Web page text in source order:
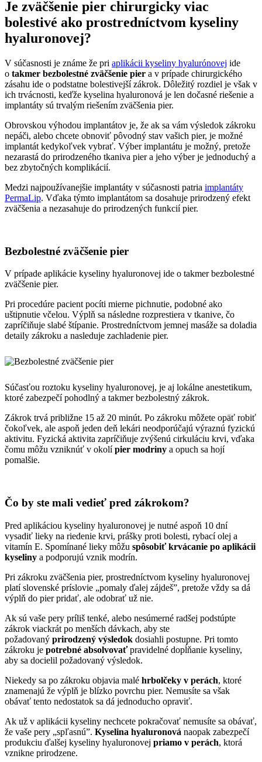
Je zväčšenie pier chirurgicky viac
bolestivé ako prostredníctvom kyseliny
hyaluronovej?
V súčasnosti je známe že pri aplikácii kyseliny hyalurónovej ide
o takmer bezbolestné zväčšenie pier a v prípade chirurgického
zásahu ide o podstatne bolestivejší zákrok. Dôležitý rozdiel je však v
ich trvácnosti, keďže kyselina hyaluronová je len dočasné riešenie a
implantáty sú trvalým riešením zväčšenia pier.
Obrovskou výhodou implantátov je, že ak sa vám výsledok zákroku
nepáči, alebo chcete obnoviť pôvodný stav vašich pier, je možné
implantát kedykoľvek vybrať. Výber implantátu je možný, pretože
nezarastá do prirodzeného tkaniva pier a jeho výber je jednoduchý a
bez zbytočných komplikácií.
Medzi najpoužívanejšie implantáty v súčasnosti patria implantáty
PermaLip. Vďaka týmto implantátom sa dosahuje prirodzený efekt
zväčšenia a nezasahuje do prirodzených funkcií pier.
Bezbolestné zväčšenie pier
V prípade aplikácie kyseliny hyaluronovej ide o takmer bezbolestné
zväčšenie pier.
Pri procedúre pacient pocíti mierne pichnutie, podobné ako
uštipnutie včelou. Výplň sa následne rozprestiera v tkanive, čo
zapríčiňuje slabé štípanie. Prostredníctvom jemnej masáže sa doladia
detaily zákroku a nasleduje zachladenie pier.
Súčasťou roztoku kyseliny hyaluronovej, je aj lokálne anestetikum,
ktoré zabezpečí pohodlný a takmer bezbolestný zákrok.
Zákrok trvá približne 15 až 20 minút. Po zákroku môžete opäť robiť
čokoľvek, ale aspoň jeden deň lekári neodporúčajú výraznú fyzickú
aktivitu. Fyzická aktivita zapríčiňuje zvýšenú cirkuláciu krvi, vďaka
čomu môžu vzniknúť v okolípier modriny a opuch sa hojí
pomalšie.
Čo by ste mali vedieť pred zákrokom?
Pred aplikáciou kyseliny hyaluronovej je nutné aspoň 10 dní
vysadiť lieky na riedenie krvi, prášky proti bolesti, rybací olej a
vitamín E. Spomínané lieky môžu spôsobiť krvácanie po aplikácii
kyseliny a podporujú vznik modrín.
Pri zákroku zväčšenia pier, prostredníctvom kyseliny hyaluronovej
platí slovenské príslovie „pomaly ďalej zájdeš”, pretože vždy sa dá
výplň do pier pridať, ale odobrať už nie.
Ak sú vaše pery príliš tenké, alebo nesúmerné radšej podstúpte
zákrok viackrát po menších dávkach, aby ste
požadovaný prirodzený výsledok dosiahli postupne. Pri tomto
zákroku je potrebné absolvovaťpravidelné dopĺňanie kyseliny,
aby sa docielil požadovaný výsledok.
Niekedy sa po zákroku objavia malé hrbolčeky v perách, ktoré
znamenajú že výplň je blízko povrchu pier. Nemusíte sa však
obávať tento nedostatok sa dá jednoducho opraviť.
Ak už v aplikácii kyseliny nechcete pokračovať nemusíte sa obávať,
že vaše pery „spľasnú”. Kyselina hyaluronová naopak zabezpečí
produkciu ďalšej kyseliny hyaluronovej priamo v perách, ktorá
vznikne prirodzene.